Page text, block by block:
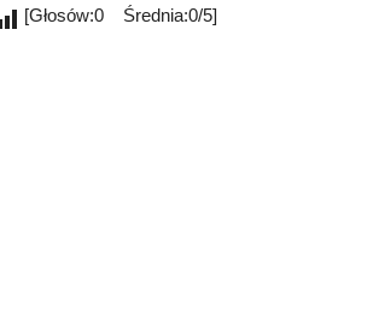
[Głosów:0 Średnia:0/5]